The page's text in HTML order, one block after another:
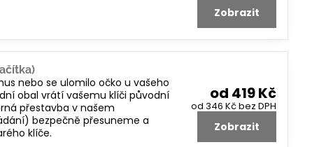
Zobrazit
nebo se ulomilo očko u vašeho
obal vrátí vašemu klíči původní
přestavba v našem
bezpečně přesuneme a
klíče.
od 419 Kč
od 346 Kčbez DPH
Zobrazit